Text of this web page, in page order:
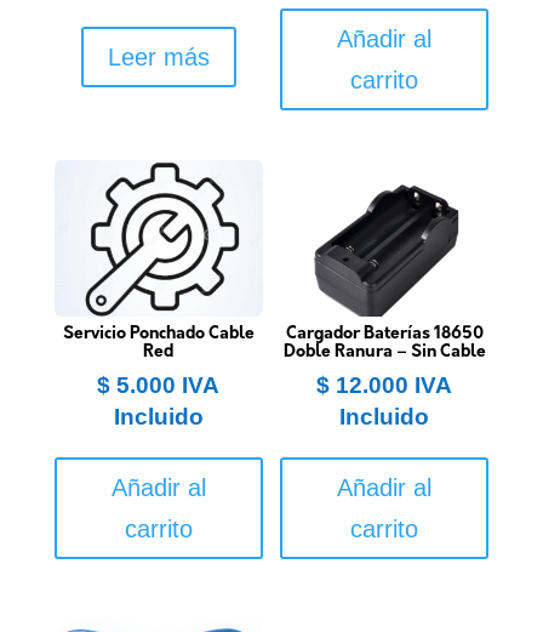
Leer más
Añadir al
carrito
Servicio Ponchado Cable
Red
$ 5.000 IVA
Incluido
Añadir al
carrito
Cargador Baterías 18650
Doble Ranura – Sin Cable
$ 12.000 IVA
Incluido
Añadir al
carrito